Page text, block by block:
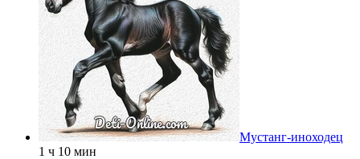
Мустанг-иноходец
1 ч 10 мин